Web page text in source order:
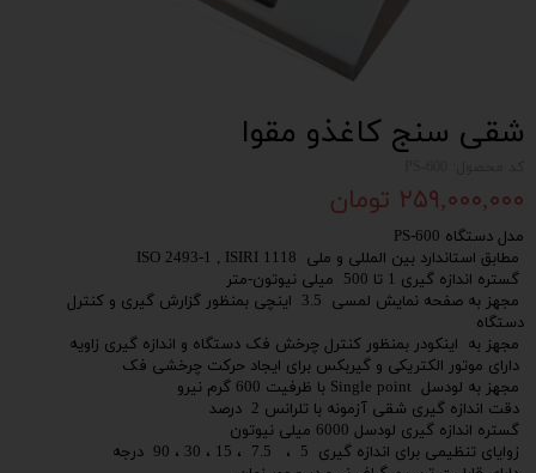
شقی سنج کاغذو مقوا
۲۵۹,۰۰۰,۰۰۰ تومان
مدل دستگاه PS-600
مطابق استاندارد بین المللی و ملی ISO 2493-1 , ISIRI 1118
گستره اندازه گیری 1 تا 500 میلی نیوتون-متر
مجهز به صفحه نمایش لمسی 3.5 اینچی بمنظور گزارش گیری و کنترل
دستگاه
مجهز به اینکودر بمنظور کنترل چرخش فک دستگاه و اندازه گیری زاویه
دارای موتور الکتریکی و گیربکس برای ایجاد حرکت چرخشی فک
مجهز به لودسل Single point با ظرفیت 600 گرم نیرو
دقت اندازه گیری شقی آزمونه با تلرانس 2 درصد
گستره اندازه گیری لودسل 6000 میلی نیوتون
زوایای تنظیمی برای اندازه گیری 5 ، 7.5 ، 15 ، 30 ، 90 درجه